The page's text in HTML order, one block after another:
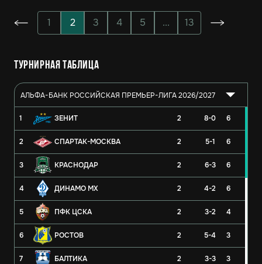
1 2 3 4 5 ... 13
Турнирная таблица
АЛЬФА-БАНК РОССИЙСКАЯ ПРЕМЬЕР-ЛИГА 2026/2027
1 ЗЕНИТ 2 8-0 6
2 СПАРТАК-МОСКВА 2 5-1 6
3 КРАСНОДАР 2 6-3 6
4 ДИНАМО МХ 2 4-2 6
5 ПФК ЦСКА 2 3-2 4
6 РОСТОВ 2 5-4 3
7 БАЛТИКА 2 3-3 3